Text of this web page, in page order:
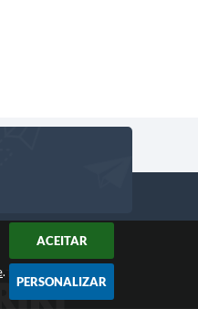
.
ACEITAR
PERSONALIZAR